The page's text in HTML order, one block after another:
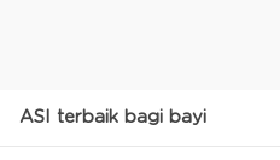
ASI terbaik bagi bayi